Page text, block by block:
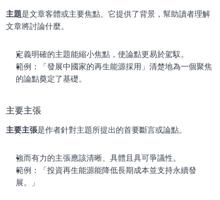
主題是文章客體或主要焦點。它提供了背景，幫助讀者理解
文章將討論什麼。
定義明確的主題能縮小焦點，使論點更易於駕馭。
範例：「發展中國家的再生能源採用」清楚地為一個聚焦
的論點奠定了基礎。
主要主張
主要主張是作者針對主題所提出的首要斷言或論點。
強而有力的主張應該清晰、具體且具可爭議性。
範例：「投資再生能源能降低長期成本並支持永續發
展。」